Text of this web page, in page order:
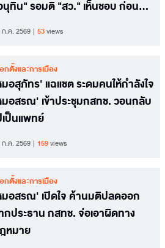
ทิน" รอมติ "สว." เห็นชอบ ก่อน
ก.ค. 2569 53views
กตั้งและการเมือง
อสุภัทร' แฉแชต ระดมคนให้กำลังใจ
อสรณ' เข้าประชุมกสทช. วอนกลับ
เป็นแพทย์
ก.ค. 2569 159views
กตั้งและการเมือง
อสรณ' เปิดใจ ค้านมติปลดออก
กประธาน กสทช. จ่อเอาผิดทาง
หมาย